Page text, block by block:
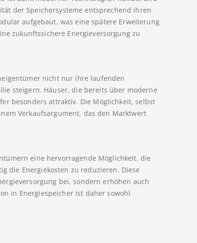
der Speichersysteme entsprechend ihren
aufgebaut, was eine spätere Erweiterung
zukunftssichere Energieversorgung zu
nicht nur ihre laufenden
steigern. Häuser, die bereits über moderne
besonders attraktiv. Die Möglichkeit, selbst
Verkaufsargument, das den Marktwert
eine hervorragende Möglichkeit, die
die Energiekosten zu reduzieren. Diese
bei, sondern erhöhen auch
in Energiespeicher ist daher sowohl